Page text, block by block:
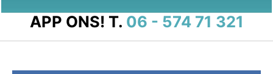
APP ONS! T. 06 - 574 71 321